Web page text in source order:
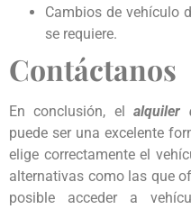
Cambios de vehículo
se requiere.
Contáctanos
En conclusión, el alquiler
puede ser una excelente
elige correctamente el
alternativas como las que
posible acceder a